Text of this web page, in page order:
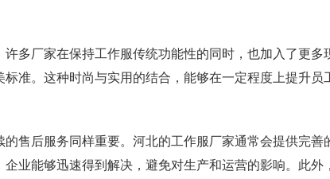
多厂家在保持工作服传统功能性的同时，也加入了更多
准。这种时尚与实用的结合，能够在一定程度上提升员
售后服务同样重要。河北的工作服厂家通常会提供完
业能够迅速得到解决，避免对生产和运营的影响。此